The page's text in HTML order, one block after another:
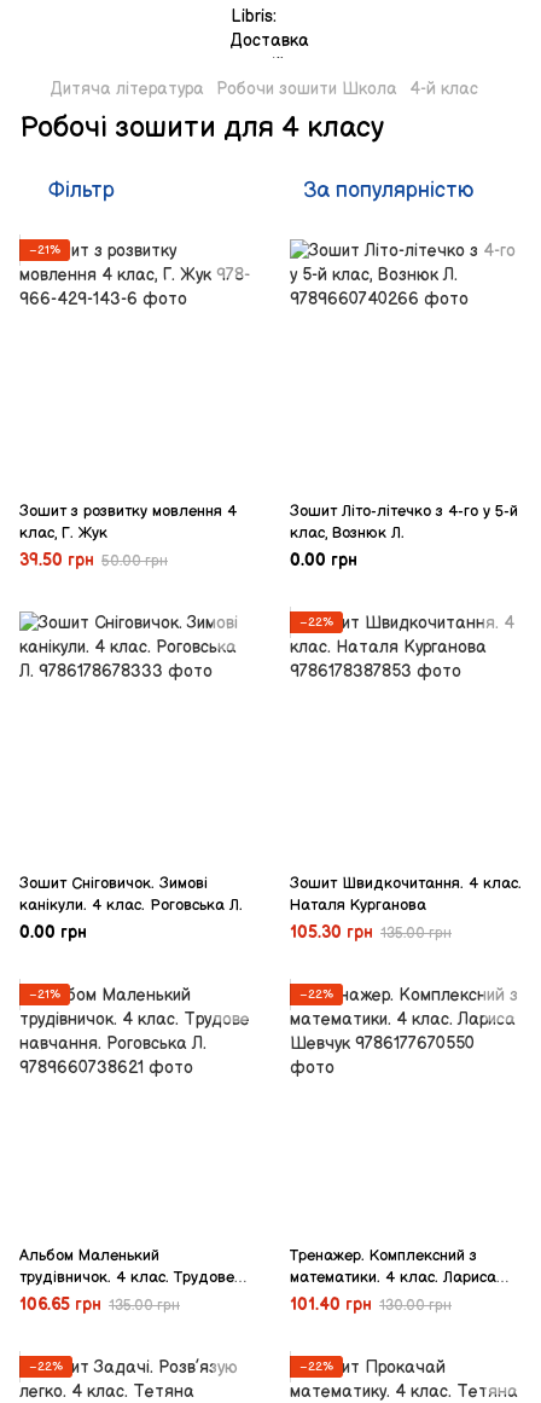
Дитяча література Робочи зошити Школа 4-й клас
Робочі зошити для 4 класу
Фільтр За популярністю
−21%
Зошит з розвитку мовлення 4
клас, Г. Жук
39.50 грн 50.00 грн
Зошит Літо-літечко з 4-го у 5-й
клас, Вознюк Л.
0.00 грн
Зошит Сніговичок. Зимові
канікули. 4 клас. Роговська Л.
0.00 грн
−22%
Зошит Швидкочитання. 4 клас.
Наталя Курганова
105.30 грн 135.00 грн
−21%
Альбом Маленький
трудівничок. 4 клас. Трудове
навчання. Роговська Л.
106.65 грн 135.00 грн
−22%
Тренажер. Комплексний з
математики. 4 клас. Лариса
Шевчук
101.40 грн 130.00 грн
−22% −22%